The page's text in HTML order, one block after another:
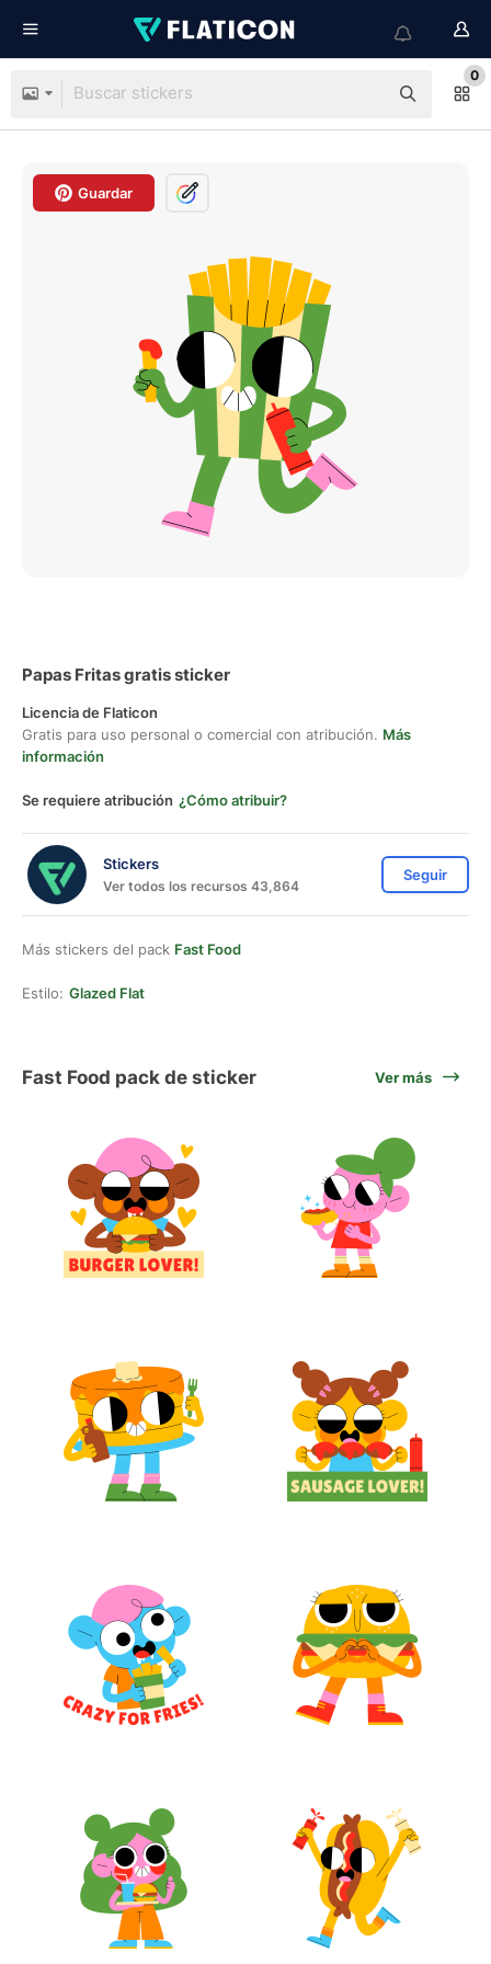
0
Guardar
Papas Fritas gratis sticker
Licencia de Flaticon
Gratis para uso personal o comercial con atribución. Más
información
Se requiere atribución ¿Cómo atribuir?
Stickers
Ver todos los recursos 43,864
Seguir
Más stickers del pack Fast Food
Estilo: Glazed Flat
Fast Food pack de sticker Ver más